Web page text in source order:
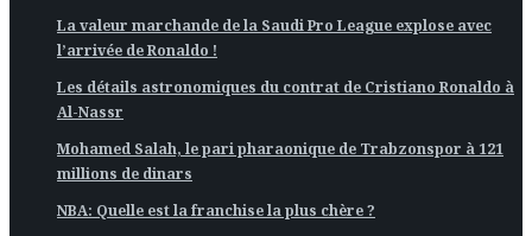
La valeur marchande de la Saudi Pro League explose avec
l’arrivée de Ronaldo !
Les détails astronomiques du contrat de Cristiano Ronaldo à
Al-Nassr
Mohamed Salah, le pari pharaonique de Trabzonspor à 121
millions de dinars
NBA: Quelle est la franchise la plus chère ?